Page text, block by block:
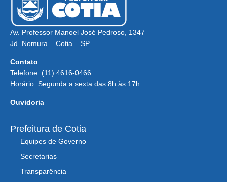
Av. Professor Manoel José Pedroso, 1347
Jd. Nomura – Cotia – SP
Contato
Telefone: (11) 4616-0466
Horário: Segunda a sexta das 8h às 17h
Ouvidoria
Prefeitura de Cotia
Equipes de Governo
Secretarias
Transparência